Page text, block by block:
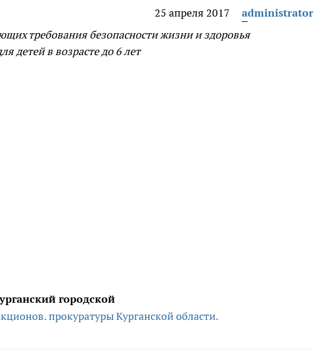
25 апреля 2017
administrator
требования безопасности жизни и здоровья
детей в возрасте до 6 лет
городской
прокуратуры Курганской области.